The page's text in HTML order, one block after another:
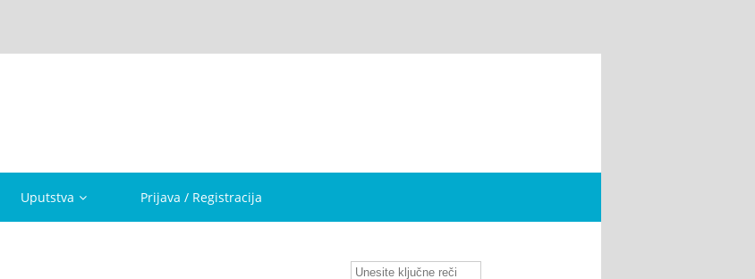
Uputstva Prijava / Registracija
Unesite ključne reči